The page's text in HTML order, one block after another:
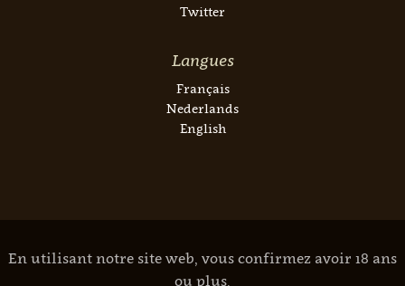
Twitter
Langues
Français
Nederlands
English
En utilisant notre site web, vous confirmez avoir 18 ans
ou plus.